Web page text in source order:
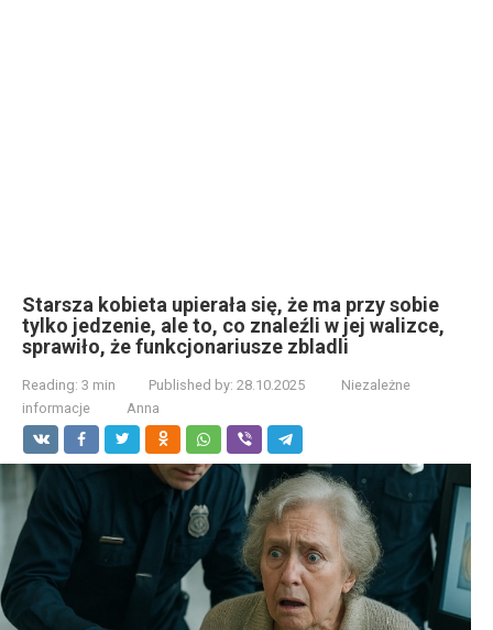
Starsza kobieta upierała się, że ma przy sobie
tylko jedzenie, ale to, co znaleźli w jej walizce,
sprawiło, że funkcjonariusze zbladli
Reading: 3 min Published by: 28.10.2025
Niezależne
informacje
Anna